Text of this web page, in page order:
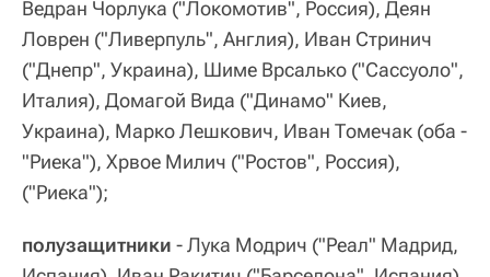
Ведран Чорлука ("Локомотив", Россия), Деян
Ловрен ("Ливерпуль", Англия), Иван Стринич
("Днепр", Украина), Шиме Врсалько ("Сассуоло",
Италия), Домагой Вида ("Динамо" Киев,
Украина), Марко Лешкович, Иван Томечак (оба -
"Риека"), Хрвое Милич ("Ростов", Россия),
("Риека");
полузащитники - Лука Модрич ("Реал" Мадрид,